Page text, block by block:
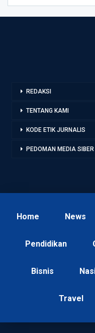
REDAKSI
TENTANG KAMI
KODE ETIK JURNALIS
PEDOMAN MEDIA SIBER
Home News
Pendidikan
Bisnis
Travel